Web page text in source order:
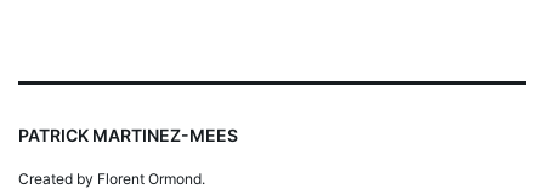
PATRICK MARTINEZ-MEES
Created by Florent Ormond.